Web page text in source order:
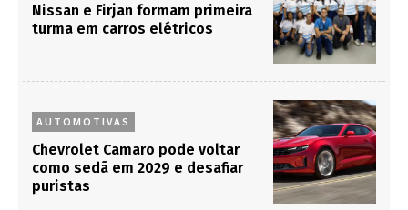
Nissan e Firjan formam primeira
turma em carros elétricos
AUTOMOTIVAS
Chevrolet Camaro pode voltar
como sedã em 2029 e desafiar
puristas